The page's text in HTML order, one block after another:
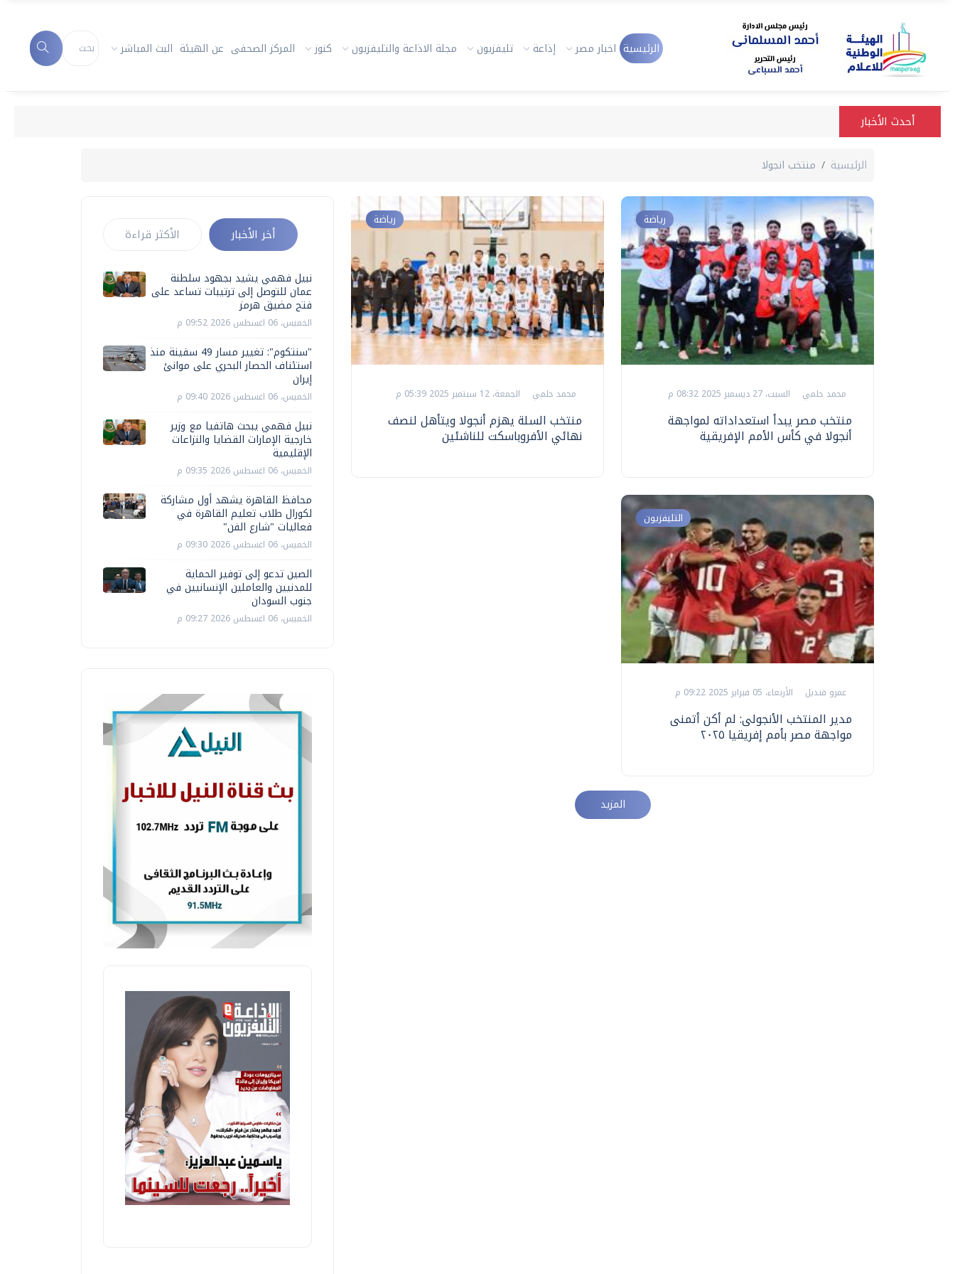
الرئيسية اخبار مصر إذاعة تليفزيون مجلة الاذاعة والتليفزيون كنوز المركز الصحفى عن الهيئة البث المباشر
أحدث الأخبار
الرئيسية منتخب انجولا
رياضة
محمد حلمي السبت، 27 ديسمبر 2025 08:32 م
منتخب مصر يبدأ استعداداته لمواجهة
أنجولا في كأس الأمم الإفريقية
رياضة
محمد حلمي الجمعة، 12 سبتمبر 2025 05:39 م
منتخب السلة يهزم أنجولا ويتأهل لنصف
نهائي الأفروباسكت للناشئين
التليفزيون
عمرو قنديل الأربعاء، 05 فبراير 2025 09:22 م
مدير المنتخب الأنجولى: لم أكن أتمنى
مواجهة مصر بأمم إفريقيا ٢٠٢٥
المزيد
أخر الأخبار الأكثر قراءة
نبيل فهمي يشيد بجهود سلطنة
عمان للتوصل إلى ترتيبات تساعد على
فتح مضيق هرمز
الخميس، 06 اغسطس 2026 09:52 م
"سنتكوم": تغيير مسار 49 سفينة منذ
استئناف الحصار البحري على موانئ
إيران
الخميس، 06 اغسطس 2026 09:40 م
نبيل فهمي يبحث هاتفيا مع وزير
خارجية الإمارات القضايا والنزاعات
الإقليمية
الخميس، 06 اغسطس 2026 09:35 م
محافظ القاهرة يشهد أول مشاركة
لكورال طلاب تعليم القاهرة في
فعاليات "شارع الفن"
الخميس، 06 اغسطس 2026 09:30 م
الصين تدعو إلى توفير الحماية
للمدنيين والعاملين الإنسانيين في
جنوب السودان
الخميس، 06 اغسطس 2026 09:27 م